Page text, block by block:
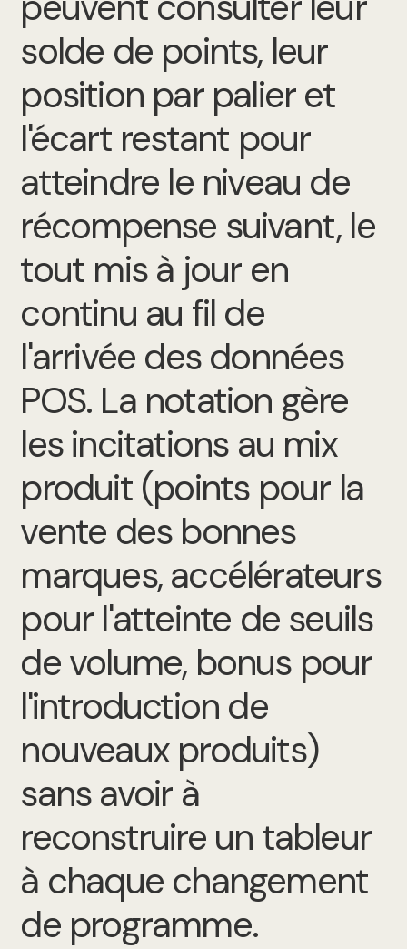
solde de points, leur
position par palier et
l'écart restant pour
atteindre le niveau de
récompense suivant, le
tout mis à jour en
continu au fil de
l'arrivée des données
POS. La notation gère
les incitations au mix
produit (points pour la
vente des bonnes
marques, accélérateurs
pour l'atteinte de seuils
de volume, bonus pour
l'introduction de
nouveaux produits)
sans avoir à
reconstruire un tableur
à chaque changement
de programme.